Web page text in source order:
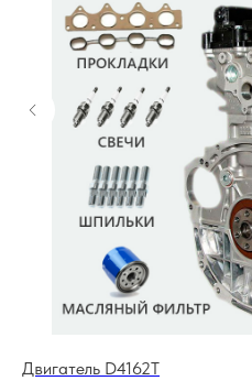
Двигатель D4162T